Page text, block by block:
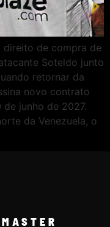
direito de compra de
Soteldo junto
retornar da
novo contrato
junho de 2027.
da Venezuela, o